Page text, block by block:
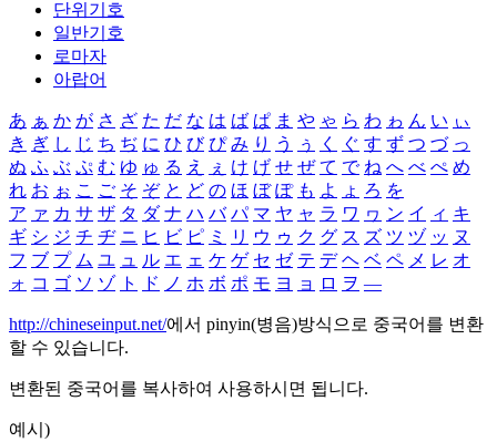
단위기호
일반기호
로마자
아랍어
あ ぁ か が さ ざ た だ な は ば ぱ ま や ゃ ら わ ゎ ん い ぃ
き ぎ し じ ち ぢ に ひ び ぴ み り う ぅ く ぐ す ず つ づ っ
ぬ ふ ぶ ぷ む ゆ ゅ る え ぇ け げ せ ぜ て で ね へ べ ぺ め
れ お ぉ こ ご そ ぞ と ど の ほ ぼ ぽ も よ ょ ろ を
ア ァ カ サ ザ タ ダ ナ ハ バ パ マ ヤ ャ ラ ワ ヮ ン イ ィ キ
ギ シ ジ チ ヂ ニ ヒ ビ ピ ミ リ ウ ゥ ク グ ス ズ ツ ヅ ッ ヌ
フ ブ プ ム ユ ュ ル エ ェ ケ ゲ セ ゼ テ デ ヘ ベ ペ メ レ オ
ォ コ ゴ ソ ゾ ト ド ノ ホ ボ ポ モ ヨ ョ ロ ヲ ―
http://chineseinput.net/에서 pinyin(병음)방식으로 중국어를 변환
할 수 있습니다.
변환된 중국어를 복사하여 사용하시면 됩니다.
예시)